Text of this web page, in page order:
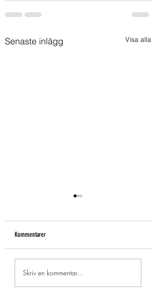
Senaste inlägg Visa alla
Blommigt och kvinnligt
Kommentarer
Skriv en kommentar...